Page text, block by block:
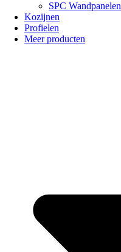
SPC Wandpanelen
Kozijnen
Profielen
Meer producten